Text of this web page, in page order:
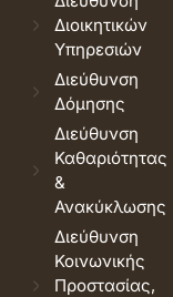
Διοικητικών
Υπηρεσιών
Διεύθυνση
Δόμησης
Διεύθυνση
Καθαριότητας
&
Ανακύκλωσης
Διεύθυνση
Κοινωνικής
Προστασίας,